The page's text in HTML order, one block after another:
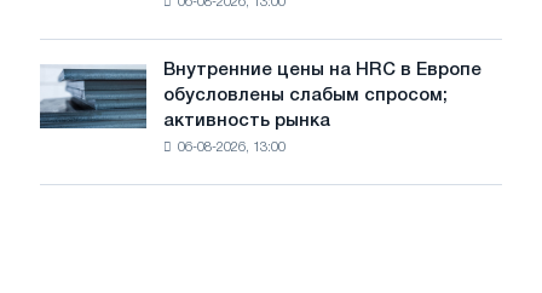
продолжают
расти
здорового
06-08-2026, 13:00
Внутренние
цены
на
Внутренние цены на HRC в Европе
обусловлены слабым спросом;
активность рынка
06-08-2026, 13:00